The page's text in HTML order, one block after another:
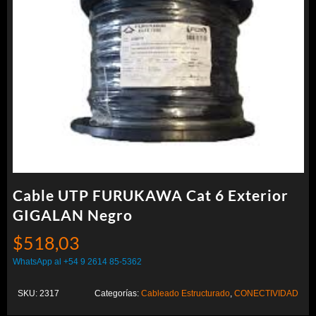
Cable UTP FURUKAWA Cat 6 Exterior
GIGALAN Negro
$518,03
WhatsApp al +54 9 2614 85-5362
SKU: 2317 Categorías: Cableado Estructurado, CONECTIVIDAD